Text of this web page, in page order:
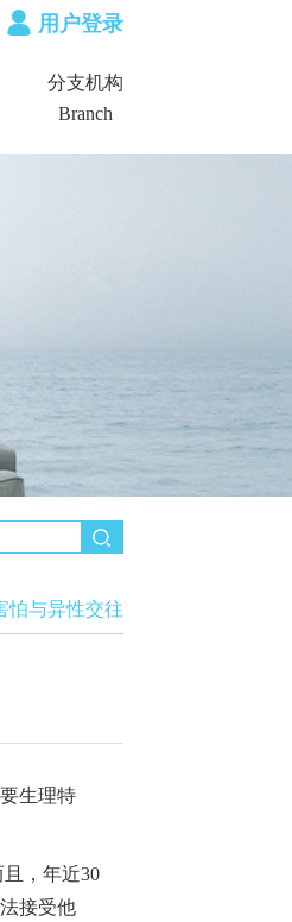
用户登录
分支机构
Branch
怕与异性交往
生理特
，年近30
接受他